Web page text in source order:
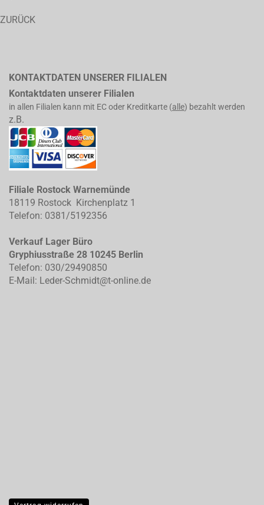
ZURÜCK
KONTAKTDATEN UNSERER FILIALEN
Kontaktdaten unserer Filialen
in allen Filialen kann mit EC oder Kreditkarte (alle) bezahlt werden
z.B.
Filiale Rostock Warnemünde
18119 Rostock Kirchenplatz 1
Telefon: 0381/5192356
Verkauf Lager Büro
Gryphiusstraße 28 10245 Berlin
Telefon: 030/29490850
E-Mail: Leder-Schmidt@t-online.de